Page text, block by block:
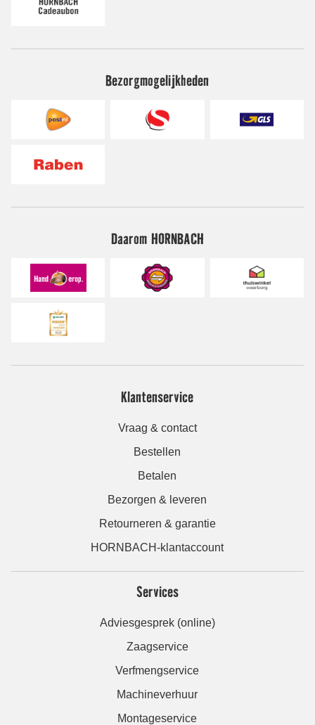
Bezorgmogelijkheden
Daarom HORNBACH
Klantenservice
Vraag & contact
Bestellen
Betalen
Bezorgen & leveren
Retourneren & garantie
HORNBACH-klantaccount
Services
Adviesgesprek (online)
Zaagservice
Verfmengservice
Machineverhuur
Montageservice